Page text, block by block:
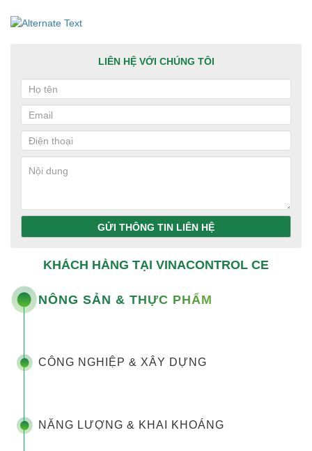
LIÊN HỆ VỚI CHÚNG TÔI
GỬI THÔNG TIN LIÊN HỆ
KHÁCH HÀNG TẠI VINACONTROL CE
NÔNG SẢN & THỰC PHẨM
CÔNG NGHIỆP & XÂY DỰNG
NĂNG LƯỢNG & KHAI KHOÁNG